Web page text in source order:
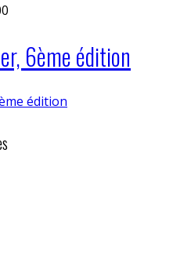
6ème édition